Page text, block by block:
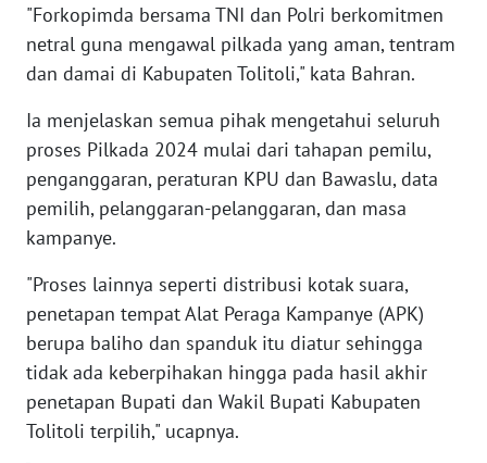
"Forkopimda bersama TNI dan Polri berkomitmen
netral guna mengawal pilkada yang aman, tentram
dan damai di Kabupaten Tolitoli," kata Bahran.
Ia menjelaskan semua pihak mengetahui seluruh
proses Pilkada 2024 mulai dari tahapan pemilu,
penganggaran, peraturan KPU dan Bawaslu, data
pemilih, pelanggaran-pelanggaran, dan masa
kampanye.
"Proses lainnya seperti distribusi kotak suara,
penetapan tempat Alat Peraga Kampanye (APK)
berupa baliho dan spanduk itu diatur sehingga
tidak ada keberpihakan hingga pada hasil akhir
penetapan Bupati dan Wakil Bupati Kabupaten
Tolitoli terpilih," ucapnya.
WN
KEPRI
WN
PAPUA
WN
PAPUA
WN
RIAU
WN
SERAMBI